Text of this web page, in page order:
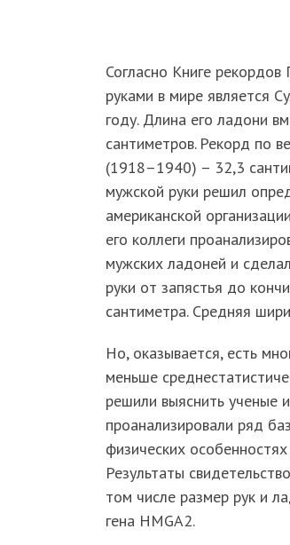
Согласно Книге
руками в мире является
году. Длина его ладони
сантиметров. Рекорд по
(1918–1940) – 32,3
мужской руки решил
американской
его коллеги
мужских ладоней и
руки от запястья до
сантиметра. Средняя
Но, оказывается, есть
меньше
решили выяснить ученые
проанализировали ряд
физических
Результаты
том числе размер рук и
гена HMGA2.